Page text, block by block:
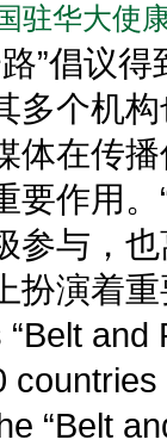
驻华大使
”倡议
个机
体在传
要作用
参与，
扮演着
and
“Belt